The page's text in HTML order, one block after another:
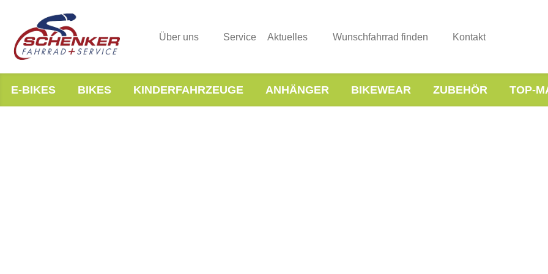
Über uns Service Aktuelles Wunschfahrrad finden Kontakt
E-BIKES BIKES KINDERFAHRZEUGE ANHÄNGER BIKEWEAR ZUBEHÖR TOP-